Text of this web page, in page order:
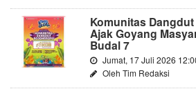
Komunitas
Ajak Goyang
Budal 7
Jumat, 17 Juli 2026
Oleh Tim Redaksi